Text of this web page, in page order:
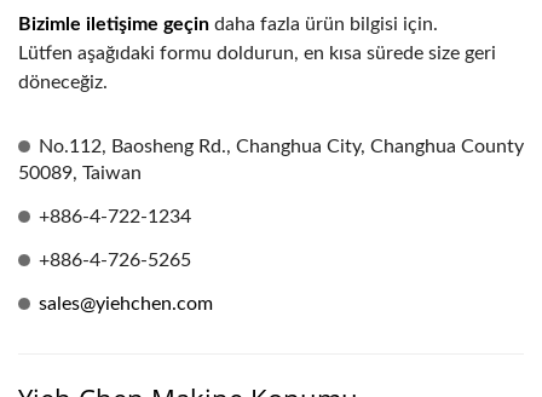
Bizimle iletişime geçin daha fazla ürün bilgisi için.
Lütfen aşağıdaki formu doldurun, en kısa sürede size geri
döneceğiz.
No.112, Baosheng Rd., Changhua City, Changhua County
50089, Taiwan
+886-4-722-1234
+886-4-726-5265
sales@yiehchen.com